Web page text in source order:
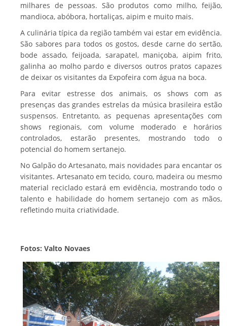
milhares de pessoas. São produtos como milho, feijão,
mandioca, abóbora, hortaliças, aipim e muito mais.
A culinária típica da região também vai estar em evidência.
São sabores para todos os gostos, desde carne do sertão,
bode assado, feijoada, sarapatel, maniçoba, aipim frito,
galinha ao molho pardo e diversos outros pratos capazes
de deixar os visitantes da Expofeira com água na boca.
Para evitar estresse dos animais, os shows com as
presenças das grandes estrelas da música brasileira estão
suspensos. Entretanto, as pequenas apresentações com
shows regionais, com volume moderado e horários
controlados, estarão presentes, mostrando todo o
potencial do homem sertanejo.
No Galpão do Artesanato, mais novidades para encantar os
visitantes. Artesanato em tecido, couro, madeira ou mesmo
material reciclado estará em evidência, mostrando todo o
talento e habilidade do homem sertanejo com as mãos,
refletindo muita criatividade.
Fotos: Valto Novaes